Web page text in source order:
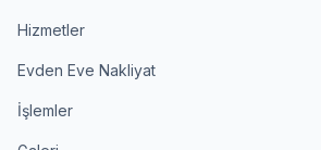
Hizmetler
Evden Eve Nakliyat
İşlemler